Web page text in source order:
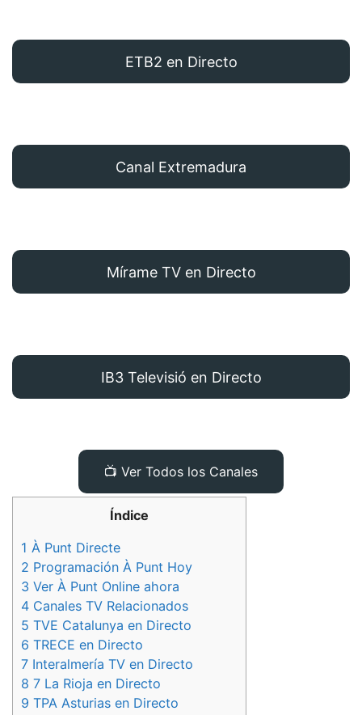
ETB2 en Directo
Canal Extremadura
Mírame TV en Directo
IB3 Televisió en Directo
📺 Ver Todos los Canales
Índice
1 À Punt Directe
2 Programación À Punt Hoy
3 Ver À Punt Online ahora
4 Canales TV Relacionados
5 TVE Catalunya en Directo
6 TRECE en Directo
7 Interalmería TV en Directo
8 7 La Rioja en Directo
9 TPA Asturias en Directo